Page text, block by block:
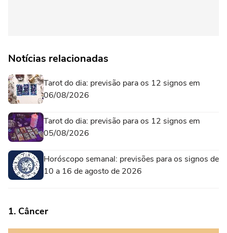
Notícias relacionadas
Tarot do dia: previsão para os 12 signos em
06/08/2026
Tarot do dia: previsão para os 12 signos em
05/08/2026
Horóscopo semanal: previsões para os signos de
10 a 16 de agosto de 2026
1. Câncer